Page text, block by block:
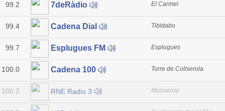
99.2 7deRàdio El Carmel
99.4 Cadena Dial Tibidabo
99.7 Esplugues FM Esplugues
100.0 Cadena 100 Torre de Collserola
100.2 RNE Radio 3 Monserrat